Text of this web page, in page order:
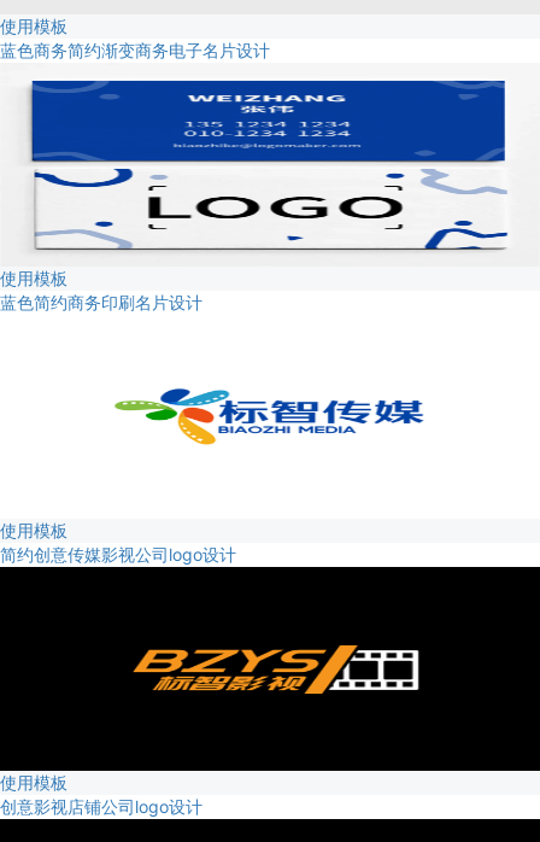
使用模板
蓝色商务简约渐变商务电子名片设计
使用模板
蓝色简约商务印刷名片设计
使用模板
简约创意传媒影视公司logo设计
使用模板
创意影视店铺公司logo设计